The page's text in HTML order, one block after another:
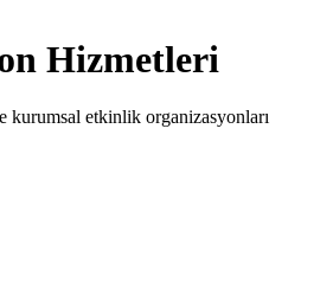
Hizmetleri
kurumsal etkinlik organizasyonları